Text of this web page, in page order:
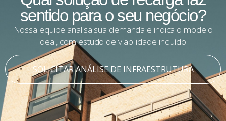
sentido para o seu negócio?
Nossa equipe analisa sua demanda e indica o modelo
ideal, com estudo de viabilidade incluído.
SOLICITAR ANÁLISE DE INFRAESTRUTURA